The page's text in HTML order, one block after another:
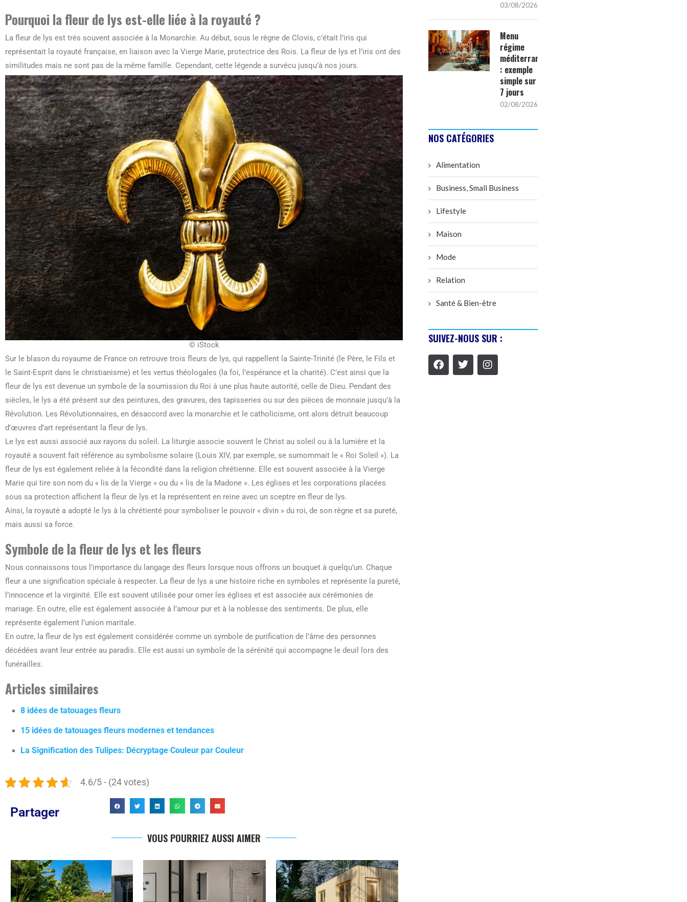
Pourquoi la fleur de lys est-elle liée à la royauté ?
La fleur de lys est très souvent associée à la Monarchie. Au début, sous le règne de Clovis, c’était l’iris qui
représentait la royauté française, en liaison avec la Vierge Marie, protectrice des Rois. La fleur de lys et l’iris ont des
similitudes mais ne sont pas de la même famille. Cependant, cette légende a survécu jusqu’à nos jours.
© iStock
Sur le blason du royaume de France on retrouve trois fleurs de lys, qui rappellent la Sainte-Trinité (le Père, le Fils et
le Saint-Esprit dans le christianisme) et les vertus théologales (la foi, l’espérance et la charité). C’est ainsi que la
fleur de lys est devenue un symbole de la soumission du Roi à une plus haute autorité, celle de Dieu. Pendant des
siècles, le lys a été présent sur des peintures, des gravures, des tapisseries ou sur des pièces de monnaie jusqu’à la
Révolution. Les Révolutionnaires, en désaccord avec la monarchie et le catholicisme, ont alors détruit beaucoup
d’œuvres d’art représentant la fleur de lys.
Le lys est aussi associé aux rayons du soleil. La liturgie associe souvent le Christ au soleil ou à la lumière et la
royauté a souvent fait référence au symbolisme solaire (Louis XIV, par exemple, se surnommait le « Roi Soleil »). La
fleur de lys est également reliée à la fécondité dans la religion chrétienne. Elle est souvent associée à la Vierge
Marie qui tire son nom du « lis de la Vierge » ou du « lis de la Madone ». Les églises et les corporations placées
sous sa protection affichent la fleur de lys et la représentent en reine avec un sceptre en fleur de lys.
Ainsi, la royauté a adopté le lys à la chrétienté pour symboliser le pouvoir « divin » du roi, de son règne et sa pureté,
mais aussi sa force.
Symbole de la fleur de lys et les fleurs
Nous connaissons tous l’importance du langage des fleurs lorsque nous offrons un bouquet à quelqu’un. Chaque
fleur a une signification spéciale à respecter. La fleur de lys a une histoire riche en symboles et représente la pureté,
l’innocence et la virginité. Elle est souvent utilisée pour orner les églises et est associée aux cérémonies de
mariage. En outre, elle est également associée à l’amour pur et à la noblesse des sentiments. De plus, elle
représente également l’union maritale.
En outre, la fleur de lys est également considérée comme un symbole de purification de l’âme des personnes
décédées avant leur entrée au paradis. Elle est aussi un symbole de la sérénité qui accompagne le deuil lors des
funérailles.
Articles similaires
8 idées de tatouages fleurs
15 idées de tatouages fleurs modernes et tendances
La Signification des Tulipes: Décryptage Couleur par Couleur
4.6/5 - (24 votes)
Partager
VOUS POURRIEZ AUSSI AIMER
03/08/2026
Menu
régime
méditerranéen
: exemple
simple sur
7 jours
02/08/2026
NOS CATÉGORIES
Alimentation
Business, Small Business
Lifestyle
Maison
Mode
Relation
Santé & Bien-être
SUIVEZ-NOUS SUR :